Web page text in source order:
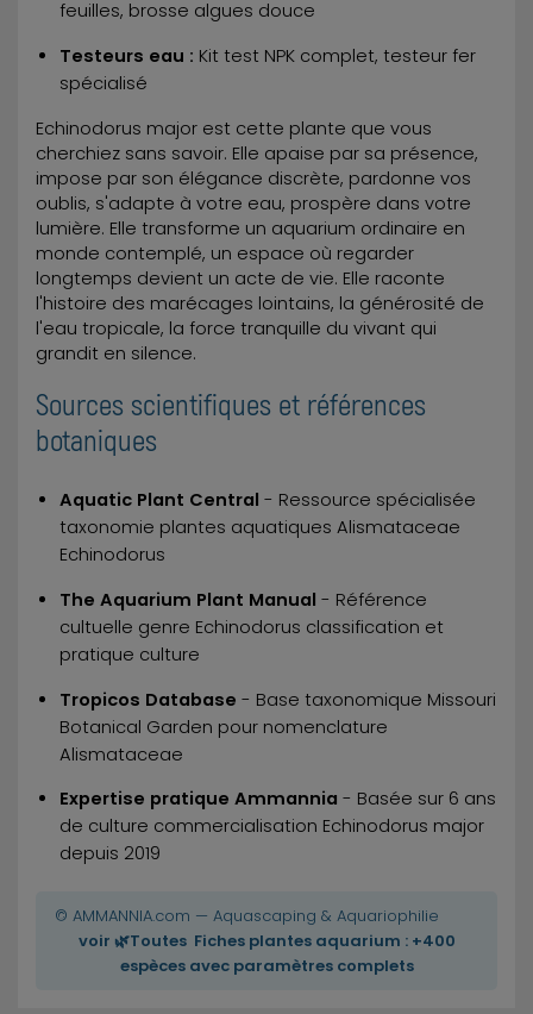
feuilles, brosse algues douce
Testeurs eau : Kit test NPK complet, testeur fer
spécialisé
Echinodorus major est cette plante que vous
cherchiez sans savoir. Elle apaise par sa présence,
impose par son élégance discrète, pardonne vos
oublis, s'adapte à votre eau, prospère dans votre
lumière. Elle transforme un aquarium ordinaire en
monde contemplé, un espace où regarder
longtemps devient un acte de vie. Elle raconte
l'histoire des marécages lointains, la générosité de
l'eau tropicale, la force tranquille du vivant qui
grandit en silence.
Sources scientifiques et références
botaniques
Aquatic Plant Central - Ressource spécialisée
taxonomie plantes aquatiques Alismataceae
Echinodorus
The Aquarium Plant Manual - Référence
cultuelle genre Echinodorus classification et
pratique culture
Tropicos Database - Base taxonomique Missouri
Botanical Garden pour nomenclature
Alismataceae
Expertise pratique Ammannia - Basée sur 6 ans
de culture commercialisation Echinodorus major
depuis 2019
© AMMANNIA.com — Aquascaping & Aquariophilie
voir 🌿Toutes Fiches plantes aquarium : +400
espèces avec paramètres complets